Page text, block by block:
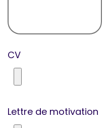
CV
Lettre de motivation